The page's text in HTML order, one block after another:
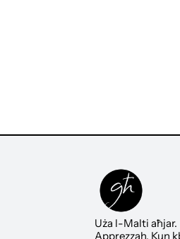
Uża l-Malti aħjar.
Apprezzah. Kun